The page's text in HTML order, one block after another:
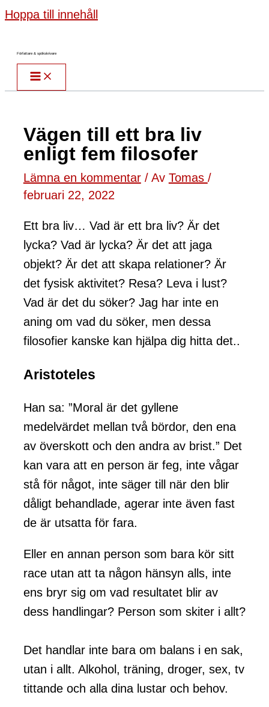
Hoppa till innehåll
Författare & spökskrivare
Vägen till ett bra liv
enligt fem filosofer
Lämna en kommentar / Av Tomas /
februari 22, 2022
Ett bra liv… Vad är ett bra liv? Är det
lycka? Vad är lycka? Är det att jaga
objekt? Är det att skapa relationer? Är
det fysisk aktivitet? Resa? Leva i lust?
Vad är det du söker? Jag har inte en
aning om vad du söker, men dessa
filosofier kanske kan hjälpa dig hitta det..
Aristoteles
Han sa: ”Moral är det gyllene
medelvärdet mellan två bördor, den ena
av överskott och den andra av brist.” Det
kan vara att en person är feg, inte vågar
stå för något, inte säger till när den blir
dåligt behandlade, agerar inte även fast
de är utsatta för fara.
Eller en annan person som bara kör sitt
race utan att ta någon hänsyn alls, inte
ens bryr sig om vad resultatet blir av
dess handlingar? Person som skiter i allt?
Det handlar inte bara om balans i en sak,
utan i allt. Alkohol, träning, droger, sex, tv
tittande och alla dina lustar och behov.